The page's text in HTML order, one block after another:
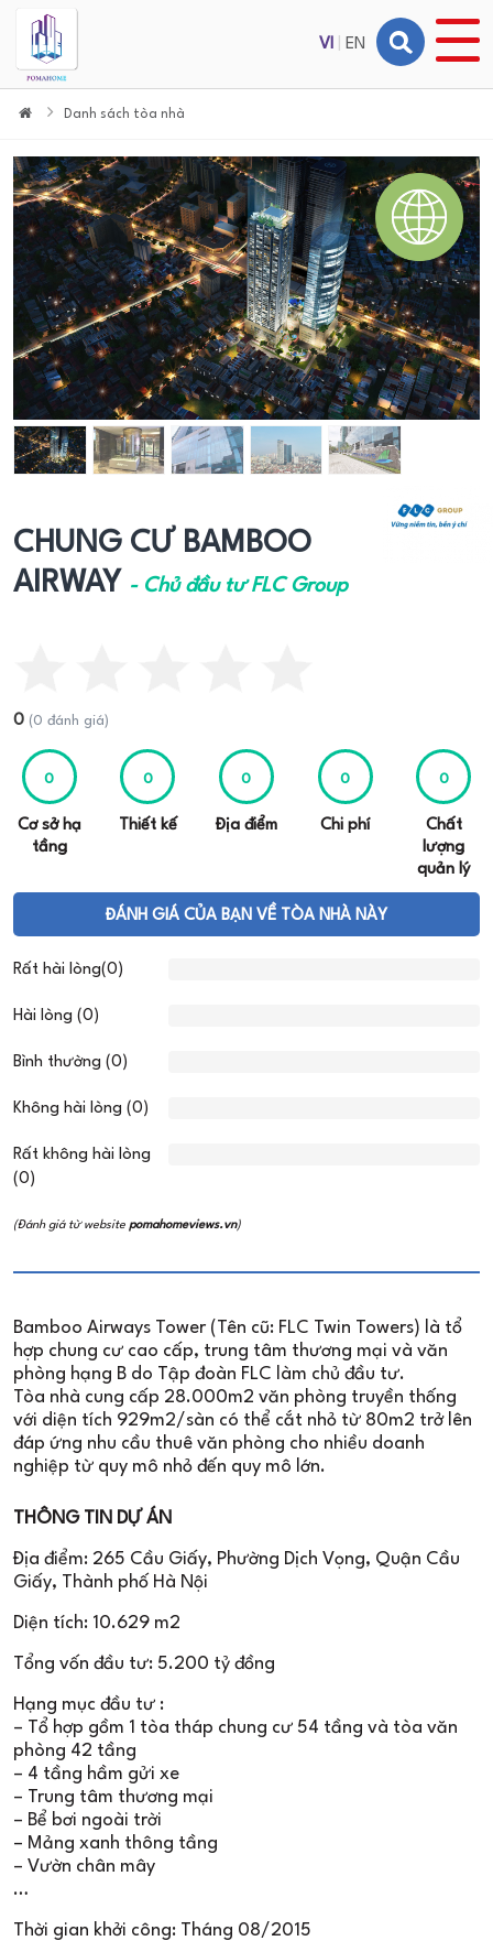
VI| EN
Danh sách tòa nhà
CHUNG CƯ BAMBOO
AIRWAY - Chủ đầu tư FLC Group
0 (0 đánh giá)
0
Cơ sở hạ
tầng
0
Thiết kế
0
Địa điểm
0
Chi phí
0
Chất
lượng
quản lý
ĐÁNH GIÁ CỦA BẠN VỀ TÒA NHÀ NÀY
Rất hài lòng(0)
Hài lòng (0)
Bình thường (0)
Không hài lòng (0)
Rất không hài lòng
(0)
(Đánh giá từ website pomahomeviews.vn)
Bamboo Airways Tower (Tên cũ: FLC Twin Towers) là tổ
hợp chung cư cao cấp, trung tâm thương mại và văn
phòng hạng B do Tập đoàn FLC làm chủ đầu tư.
Tòa nhà cung cấp 28.000m2 văn phòng truyền thống
với diện tích 929m2/sàn có thể cắt nhỏ từ 80m2 trở lên
đáp ứng nhu cầu thuê văn phòng cho nhiều doanh
nghiệp từ quy mô nhỏ đến quy mô lớn.
THÔNG TIN DỰ ÁN
Địa điểm: 265 Cầu Giấy, Phường Dịch Vọng, Quận Cầu
Giấy, Thành phố Hà Nội
Diện tích: 10.629 m2
Tổng vốn đầu tư: 5.200 tỷ đồng
Hạng mục đầu tư :
– Tổ hợp gồm 1 tòa tháp chung cư 54 tầng và tòa văn
phòng 42 tầng
– 4 tầng hầm gửi xe
– Trung tâm thương mại
– Bể bơi ngoài trời
– Mảng xanh thông tầng
– Vườn chân mây
…
Thời gian khởi công: Tháng 08/2015